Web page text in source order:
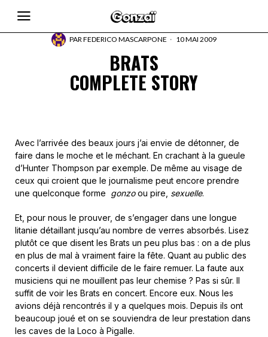
PARFEDERICO MASCARPONE 10 MAI 2009
BRATS
COMPLETE STORY
Avec l’arrivée des beaux jours j’ai envie de détonner, de
faire dans le moche et le méchant. En crachant à la gueule
d’Hunter Thompson par exemple. De même au visage de
ceux qui croient que le journalisme peut encore prendre
une quelconque forme gonzoou pire, sexuelle.
Et, pour nous le prouver, de s’engager dans une longue
litanie détaillant jusqu’au nombre de verres absorbés. Lisez
plutôt ce que disent les Brats un peu plus bas : on a de plus
en plus de mal à vraiment faire la fête. Quant au public des
concerts il devient difficile de le faire remuer. La faute aux
musiciens qui ne mouillent pas leur chemise ? Pas si sûr. Il
suffit de voir les Brats en concert. Encore eux. Nous les
avions déjà rencontrés il y a quelques mois. Depuis ils ont
beaucoup joué et on se souviendra de leur prestation dans
les caves de la Loco à Pigalle.